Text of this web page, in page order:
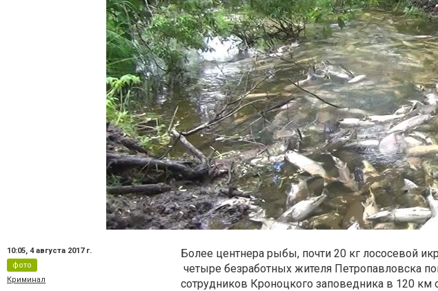
10:05, 4 августа 2017 г.
фото
Криминал
Более центнера рыбы, почти 20 кг лососевой
четыре безработных жителя Петропавловска
сотрудников Кроноцкого заповедника в 120